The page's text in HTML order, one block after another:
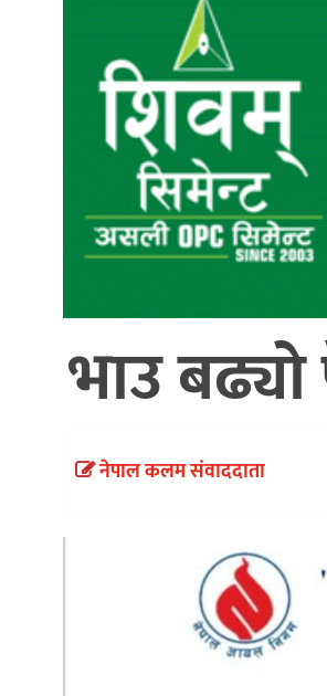
भाउ
नेपाल कलम संवाददाता